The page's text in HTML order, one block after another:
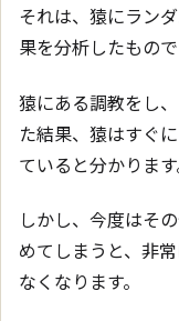
それは、猿にラン
果を分析したもので
猿にある調教をし
た結果、猿はすぐ
ていると分かります
しかし、今度はそ
めてしまうと、非
なくなります。